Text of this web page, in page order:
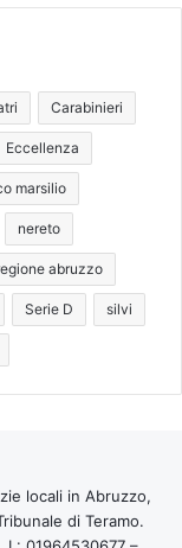
Carabinieri
Eccellenza
marsilio
nereto
abruzzo
Serie D silvi
locali in Abruzzo,
di Teramo.